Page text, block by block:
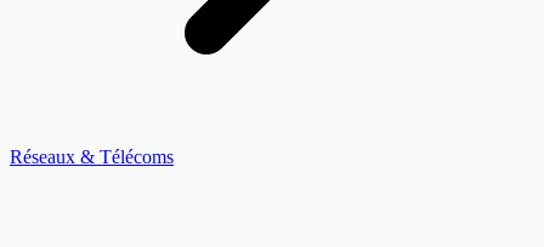
Réseaux & Télécoms